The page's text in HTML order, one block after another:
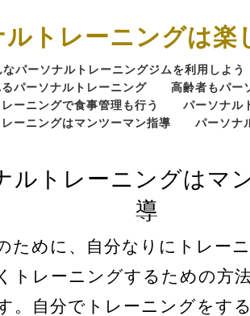
トレーニングは楽
なパーソナルトレーニングジムを利用しよう
パーソナルトレーニング
高齢者もパー
ーニングで食事管理も行う
パーソナル
ーニングはマンツーマン指導
パーソナ
ルトレーニングはマ
導
ために、自分なりにトレー
トレーニングするための方
。自分でトレーニングをす